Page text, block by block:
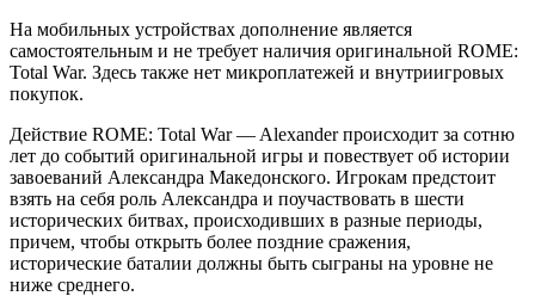
На мобильных устройствах дополнение является
самостоятельным и не требует наличия оригинальной ROME:
Total War. Здесь также нет микроплатежей и внутриигровых
покупок.
Действие ROME: Total War — Alexander происходит за сотню
лет до событий оригинальной игры и повествует об истории
завоеваний Александра Македонского. Игрокам предстоит
взять на себя роль Александра и поучаствовать в шести
исторических битвах, происходивших в разные периоды,
причем, чтобы открыть более поздние сражения,
исторические баталии должны быть сыграны на уровне не
ниже среднего.